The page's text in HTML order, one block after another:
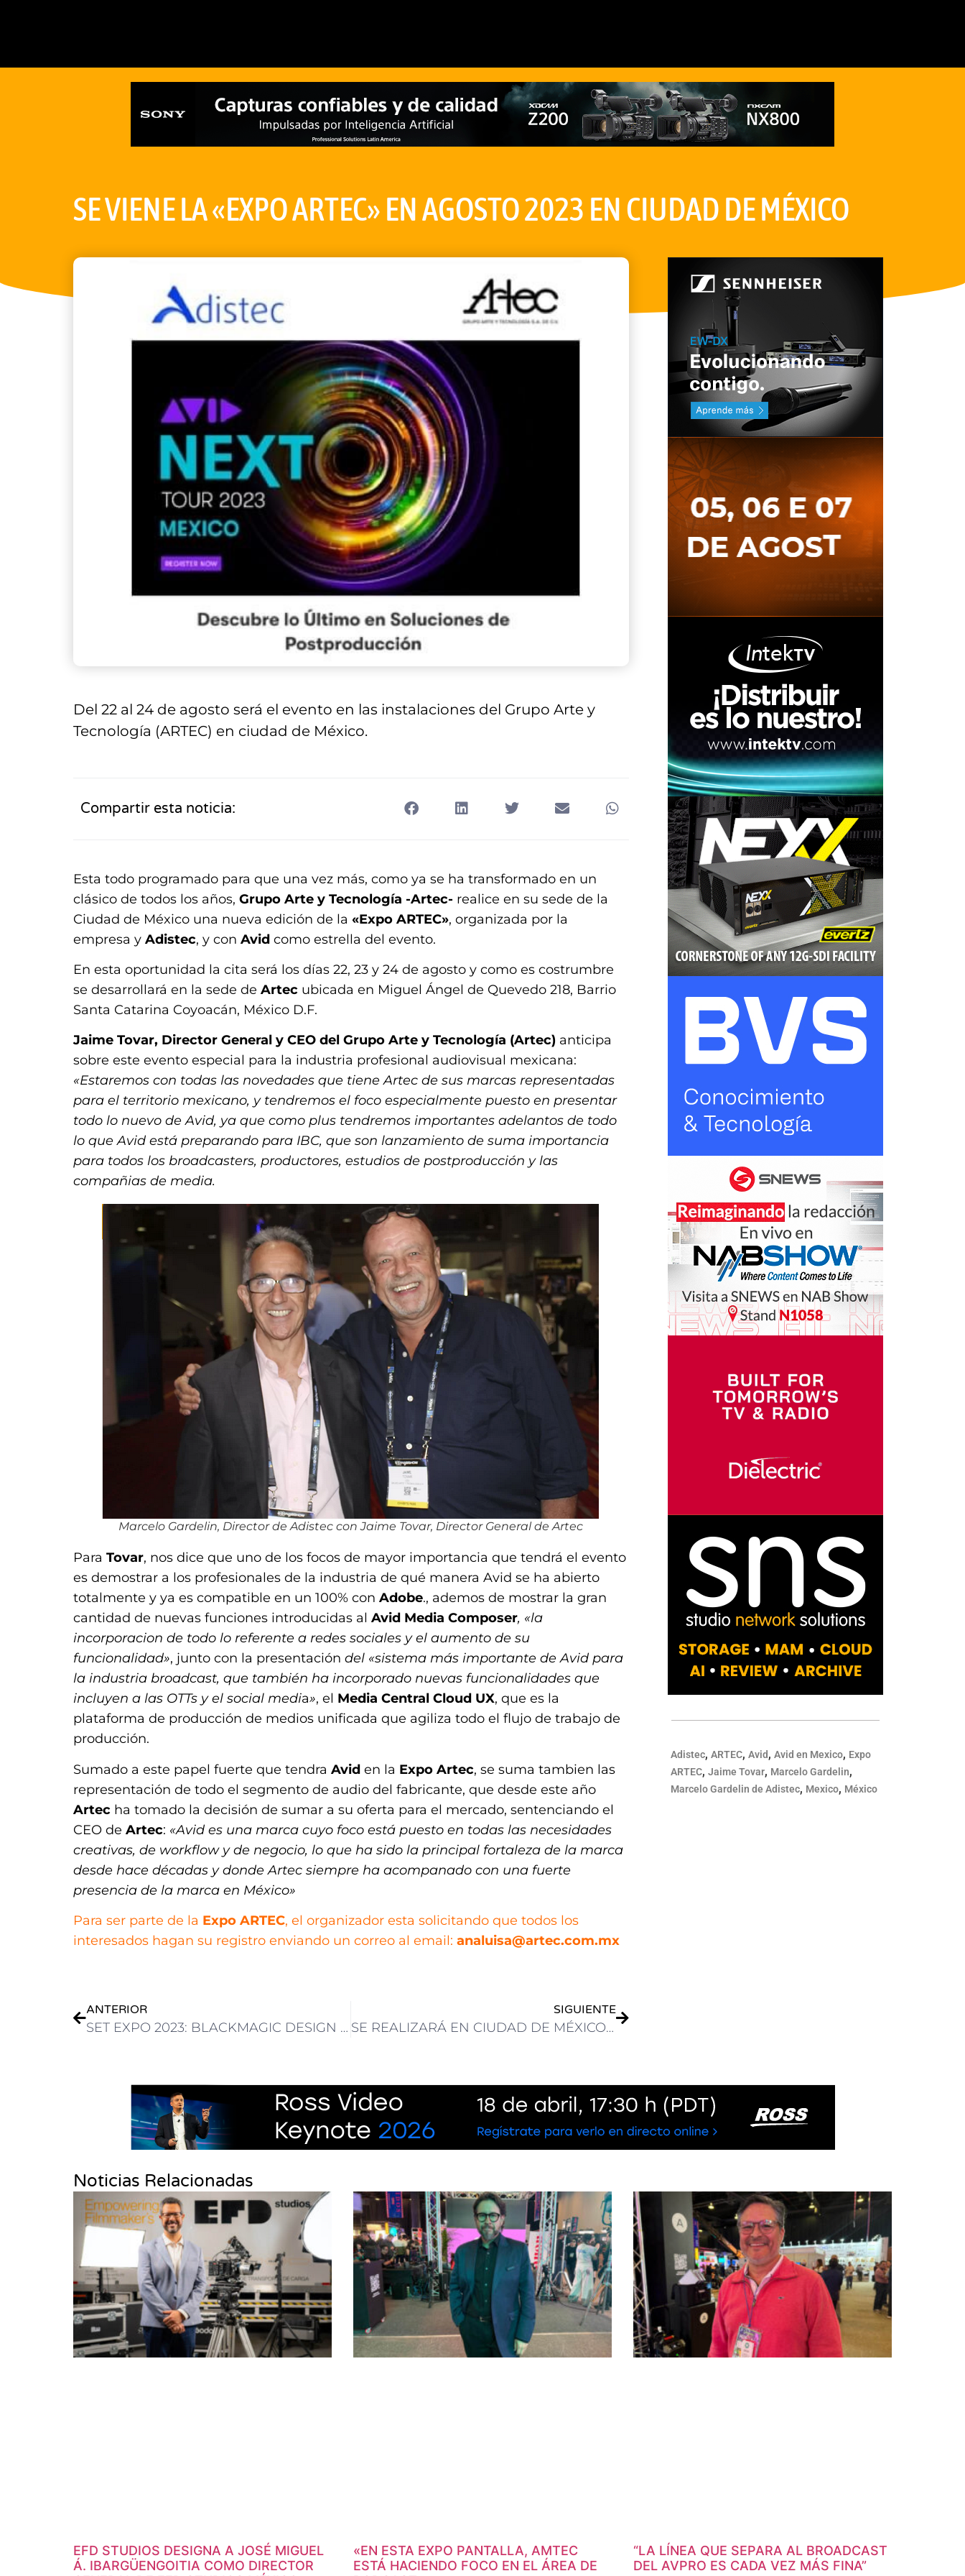
SE VIENE LA «EXPO ARTEC» EN AGOSTO 2023 EN CIUDAD DE MÉXICO
Del 22 al 24 de agosto será el evento en las instalaciones del Grupo Arte y
Tecnología (ARTEC) en ciudad de México.
Compartir esta noticia:
Esta todo programado para que una vez más, como ya se ha transformado en un
clásico de todos los años, Grupo Arte y Tecnología -Artec- realice en su sede de la
Ciudad de México una nueva edición de la «Expo ARTEC», organizada por la
empresa y Adistec, y con Avid como estrella del evento.
En esta oportunidad la cita será los días 22, 23 y 24 de agosto y como es costrumbre
se desarrollará en la sede de Artec ubicada en Miguel Ángel de Quevedo 218, Barrio
Santa Catarina Coyoacán, México D.F.
Jaime Tovar, Director General y CEO del Grupo Arte y Tecnología (Artec) anticipa
sobre este evento especial para la industria profesional audiovisual mexicana:
«Estaremos con todas las novedades que tiene Artec de sus marcas representadas
para el territorio mexicano, y tendremos el foco especialmente puesto en presentar
todo lo nuevo de Avid, ya que como plus tendremos importantes adelantos de todo
lo que Avid está preparando para IBC, que son lanzamiento de suma importancia
para todos los broadcasters, productores, estudios de postproducción y las
compañias de media.
Marcelo Gardelin, Director de Adistec con Jaime Tovar, Director General de Artec
Para Tovar, nos dice que uno de los focos de mayor importancia que tendrá el evento
es demostrar a los profesionales de la industria de qué manera Avid se ha abierto
totalmente y ya es compatible en un 100% con Adobe., ademos de mostrar la gran
cantidad de nuevas funciones introducidas al Avid Media Composer, «la
incorporacion de todo lo referente a redes sociales y el aumento de su
funcionalidad», junto con la presentación del «sistema más importante de Avid para
la industria broadcast, que también ha incorporado nuevas funcionalidades que
incluyen a las OTTs y el social media», el Media Central Cloud UX, que es la
plataforma de producción de medios unificada que agiliza todo el flujo de trabajo de
producción.
Sumado a este papel fuerte que tendra Avid en la Expo Artec, se suma tambien las
representación de todo el segmento de audio del fabricante, que desde este año
Artec ha tomado la decisión de sumar a su oferta para el mercado, sentenciando el
CEO de Artec: «Avid es una marca cuyo foco está puesto en todas las necesidades
creativas, de workflow y de negocio, lo que ha sido la principal fortaleza de la marca
desde hace décadas y donde Artec siempre ha acompanado con una fuerte
presencia de la marca en México»
Para ser parte de la Expo ARTEC, el organizador esta solicitando que todos los
interesados hagan su registro enviando un correo al email: analuisa@artec.com.mx
ANTERIOR
SET EXPO 2023: BLACKMAGIC DESIGN Y PINNACLE GROUP SE DESTACARÁN EN EL STAND #41.
SIGUIENTE
SE REALIZARÁ EN CIUDAD DE MÉXICO EL SONY SOLUTIONS FORUM
Adistec,ARTEC,Avid,Avid en Mexico, Expo
ARTEC,Jaime Tovar, Marcelo Gardelin,
Marcelo Gardelin de Adistec, Mexico, México
Noticias Relacionadas
EFD STUDIOS DESIGNA A JOSÉ MIGUEL
Á. IBARGÜENGOITIA COMO DIRECTOR
«EN ESTA EXPO PANTALLA, AMTEC
ESTÁ HACIENDO FOCO EN EL ÁREA DE
“LA LÍNEA QUE SEPARA AL BROADCAST
DEL AVPRO ES CADA VEZ MÁS FINA”